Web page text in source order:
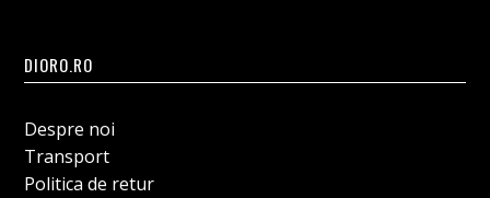
DIORO.RO
Despre noi
Transport
Politica de retur